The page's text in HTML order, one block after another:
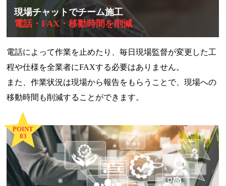
現場チャットでチーム施工
電話・FAX・移動時間を削減
電話によって作業を止めたり、毎日現場監督が変更した工
程や仕様を全業者にFAXする必要はありません。
また、作業状況は現場から報告をもらうことで、現場への
移動時間も削減することができます。
POINT
03